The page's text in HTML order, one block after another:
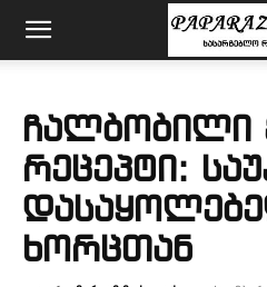
ჩალბობილი
რეცეპტი:
ხორცთან